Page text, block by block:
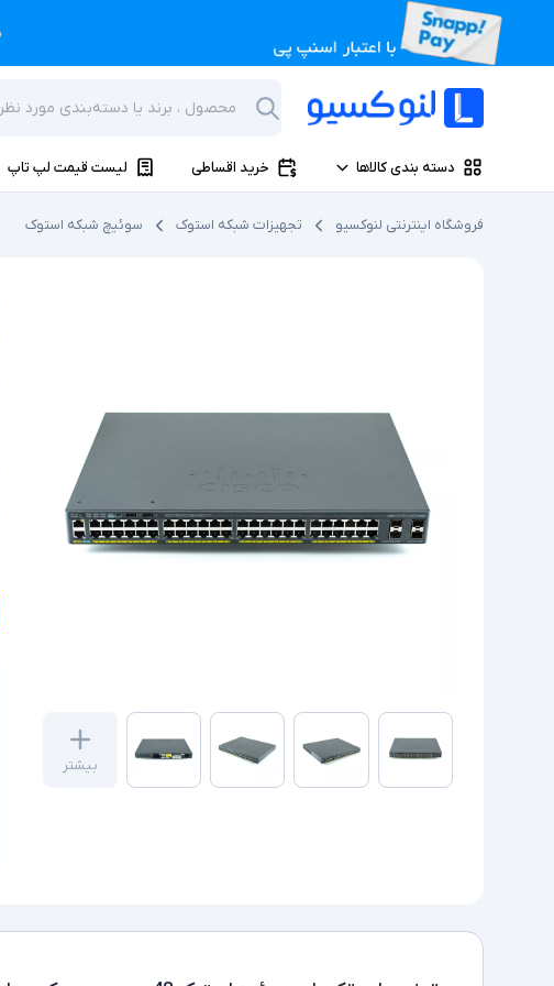
دسته بندی کالاها خرید اقساطی لیست قیمت لپ تاپ
فروشگاه اینترنتی لنوکسیو تجهیزات شبکه استوک سوئیچ شبکه استوک
بیشتر